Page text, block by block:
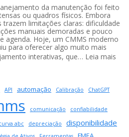
da manutenção foi feito
ou quadros físicos. Embora
limitações claras: dificuldade
manuais demoradas e pouco
agenda. Hoje, um CMMS moderno
para oferecer algo muito mais
interativas, que… Leia mais:
API automação Calibração ChatGPT
comunicação confiabilidade
abc depreciação disponibilidade